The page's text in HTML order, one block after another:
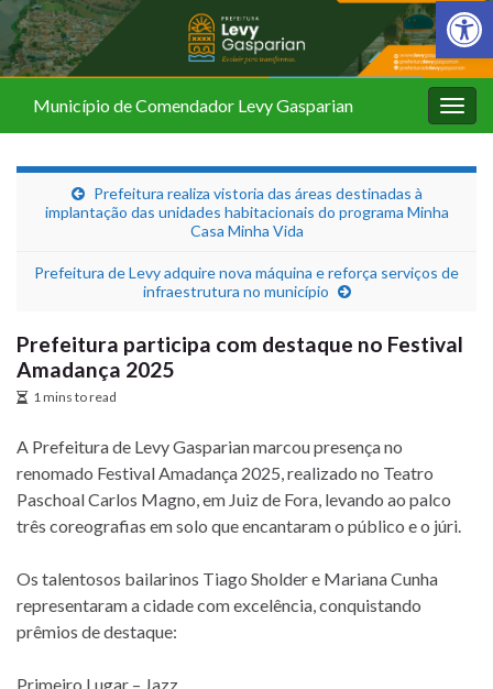
Barra de
Município de Comendador Levy Gasparian
Prefeitura realiza vistoria das áreas destinadas à
implantação das unidades habitacionais do programa Minha
Casa Minha Vida
Prefeitura de Levy adquire nova máquina e reforça serviços de
infraestrutura no município
Prefeitura participa com destaque no Festival
Amadança 2025
1 mins to read
A Prefeitura de Levy Gasparian marcou presença no
renomado Festival Amadança 2025, realizado no Teatro
Paschoal Carlos Magno, em Juiz de Fora, levando ao palco
três coreografias em solo que encantaram o público e o júri.
Os talentosos bailarinos Tiago Sholder e Mariana Cunha
representaram a cidade com excelência, conquistando
prêmios de destaque:
Primeiro Lugar – Jazz